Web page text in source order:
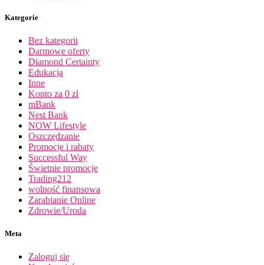
Kategorie
Bez kategorii
Darmowe oferty
Diamond Certainty
Edukacja
Inne
Konto za 0 zł
mBank
Nest Bank
NOW Lifestyle
Oszczędzanie
Promocje i rabaty
Successful Way
Świetnie promocje
Trading212
wolność finansowa
Zarabianie Online
Zdrowie/Uroda
Meta
Zaloguj się